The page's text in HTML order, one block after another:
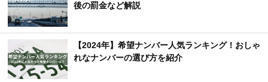
後の罰金など解説
【2024年】希望ナンバー人気ランキング！おしゃ
れなナンバーの選び方を紹介